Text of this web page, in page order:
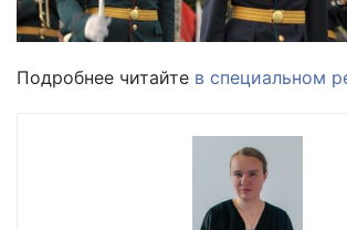
Подробнее читайте в специальном